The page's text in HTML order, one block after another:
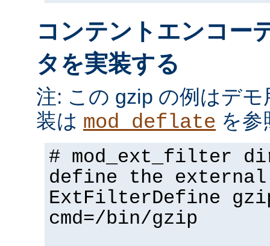
コンテントエンコー
タを実装する
注: この gzip の例はデ
装は mod_deflate を参
# mod_ext_filter
define the
ExtFilterDefine
cmd=/bin/gzip